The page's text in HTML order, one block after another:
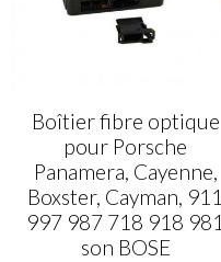
Boîtier fibre optique
pour Porsche
Panamera, Cayenne,
Boxster, Cayman, 911
997 987 718 918 981
son BOSE